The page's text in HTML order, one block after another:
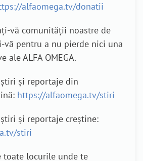
alfaomega.tv/donatii
vă comunității noastre de
vă pentru a nu pierde nici una
ALFA OMEGA.
și reportaje din
https://alfaomega.tv/stiri
și reportaje creștine:
stiri
toate locurile unde te